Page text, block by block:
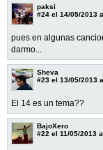
paksi
#24 el 14/05/2013
pues en algunas
darmo...
Sheva
#23 el 13/05/2013
El 14 es un tema??
BajoXero
#22 el 11/05/2013